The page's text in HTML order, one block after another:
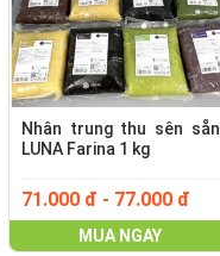
Nhân trung thu sên sẵn
LUNA Farina 1 kg
71.000 đ - 77.000 đ
MUA NGAY